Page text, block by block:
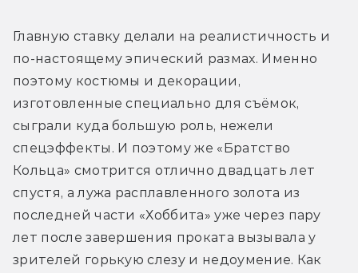
Главную ставку делали на реалистичность и
по-настоящему эпический размах. Именно
поэтому костюмы и декорации,
изготовленные специально для съёмок,
сыграли куда большую роль, нежели
спецэффекты. И поэтому же «Братство
Кольца» смотрится отлично двадцать лет
спустя, а лужа расплавленного золота из
последней части «Хоббита» уже через пару
лет после завершения проката вызывала у
зрителей горькую слезу и недоумение. Как